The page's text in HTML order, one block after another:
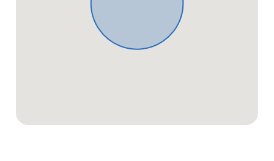
beschränkt ist, gilt dies auch für eine persönliche
Schadensersatzhaftung ihrer Arbeitnehmer,
Mitarbeiter und Vertreter. Wir haben einen
provisionspflichtigen Maklervertrag mit dem